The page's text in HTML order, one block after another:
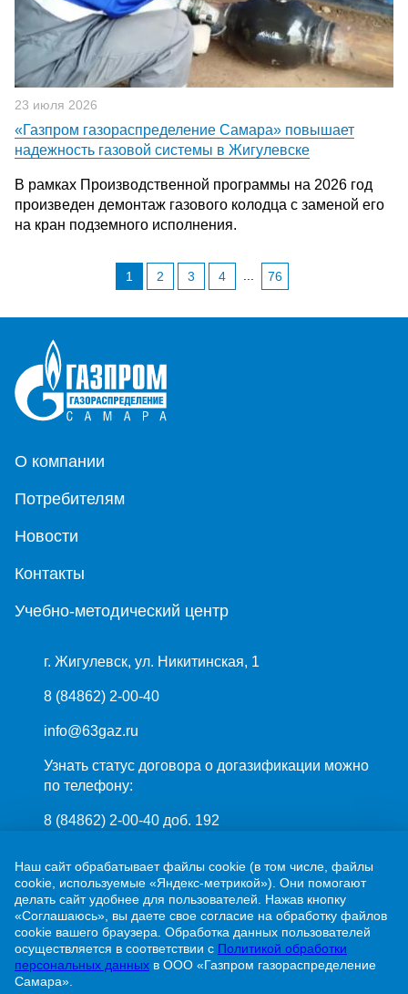
23 июля 2026
«Газпром газораспределение Самара» повышает
надежность газовой системы в Жигулевске
В рамках Производственной программы на 2026 год
произведен демонтаж газового колодца c заменой его
на кран подземного исполнения.
1 2 3 4 76
О компании
Потребителям
Новости
Контакты
Учебно-методический центр
г. Жигулевск, ул. Никитинская, 1
8 (84862) 2-00-40
info@63gaz.ru
Узнать статус договора о догазификации можно
по телефону:
8 (84862) 2-00-40 доб. 192
ПАО «Газпром»
ООО «Газпром межрегионгаз»
Наш сайт обрабатывает файлы cookie (в том числе, файлы
cookie, используемые «Яндекс-метрикой»). Они помогают
делать сайт удобнее для пользователей. Нажав кнопку
«Соглашаюсь», вы даете свое согласие на обработку файлов
cookie вашего браузера. Обработка данных пользователей
осуществляется в соответствии с Политикой обработки
персональных данных в ООО «Газпром газораспределение
Самара».